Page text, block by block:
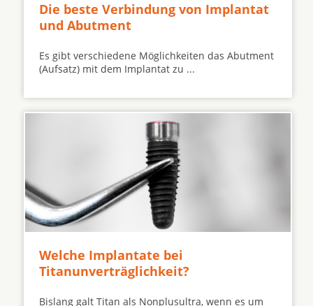
Die beste Verbindung von Implantat
und Abutment
Es gibt verschiedene Möglichkeiten das Abutment
(Aufsatz) mit dem Implantat zu ...
Welche Implantate bei
Titanunverträglichkeit?
Bislang galt Titan als Nonplusultra, wenn es um